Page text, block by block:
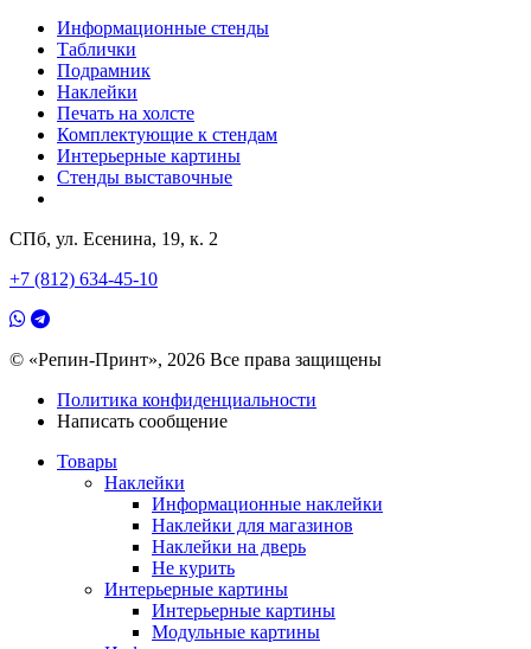
Информационные стенды
Таблички
Подрамник
Наклейки
Печать на холсте
Комплектующие к стендам
Интерьерные картины
Стенды выставочные
СПб, ул. Есенина, 19, к. 2
+7 (812) 634-45-10
© «Репин-Принт», 2026 Все права защищены
Политика конфиденциальности
Написать сообщение
Товары
Наклейки
Информационные наклейки
Наклейки для магазинов
Наклейки на дверь
Не курить
Интерьерные картины
Интерьерные картины
Модульные картины